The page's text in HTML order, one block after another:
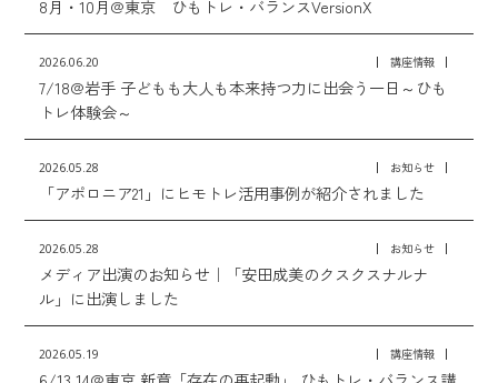
8月・10月@東京 ひもトレ・バランスVersionX
2026.06.20 講座情報
7/18@岩手 子どもも大人も本来持つ力に出会う一日～ひも
トレ体験会～
2026.05.28 お知らせ
「アポロニア21」にヒモトレ活用事例が紹介されました
2026.05.28 お知らせ
メディア出演のお知らせ｜「安田成美のクスクスナルナ
ル」に出演しました
2026.05.19 講座情報